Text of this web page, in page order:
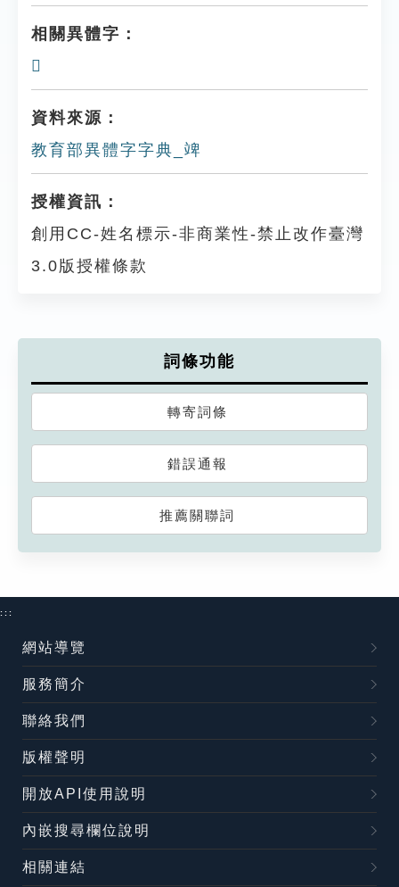
相關異體字：
𥪎
資料來源：
教育部異體字字典_䇑
授權資訊：
創用CC-姓名標示-非商業性-禁止改作臺灣
3.0版授權條款
詞條功能
轉寄詞條
錯誤通報
推薦關聯詞
:::
網站導覽
服務簡介
聯絡我們
版權聲明
開放API使用說明
內嵌搜尋欄位說明
相關連結